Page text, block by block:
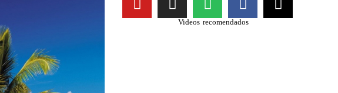
Videos recomendados